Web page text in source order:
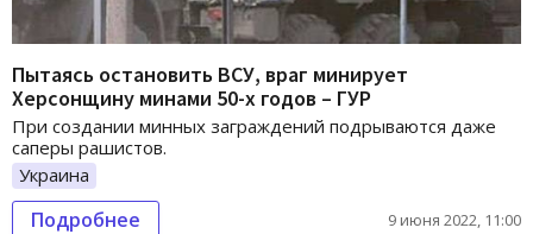
Пытаясь остановить ВСУ, враг минирует
Херсонщину минами 50-х годов – ГУР
При создании минных заграждений подрываются даже
саперы рашистов.
Украина
Подробнее 9 июня 2022, 11:00